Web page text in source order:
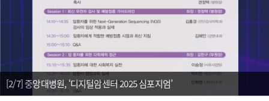
[2/7] 중앙대병원, ‘디지털암센터 2025 심포지엄’